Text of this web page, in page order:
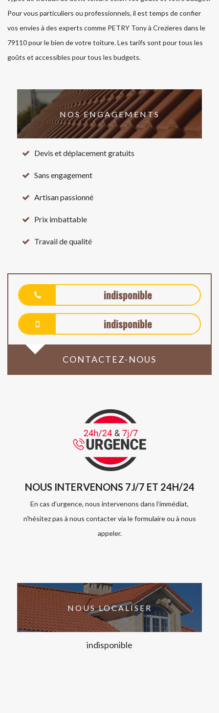
Pour vous particuliers ou professionnels, il est temps de confier
vos envies à des experts comme PETRY Tony à Crezieres dans le
79110 pour le bien de votre toiture. Les tarifs sont pour tous les
goûts et accessibles pour tous les budgets.
NOS ENGAGEMENTS
Devis et déplacement gratuits
Sans engagement
Artisan passionné
Prix imbattable
Travail de qualité
indisponible
indisponible
CONTACTEZ-NOUS
NOUS INTERVENONS 7J/7 ET 24H/24
En cas d’urgence, nous intervenons dans l’immédiat,
n’hésitez pas à nous contacter via le formulaire ou à nous
appeler.
NOUS LOCALISER
indisponible